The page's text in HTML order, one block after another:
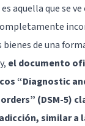
aquella que se
de una
el documento
“Diagnostic
(DSM-5)
similar a